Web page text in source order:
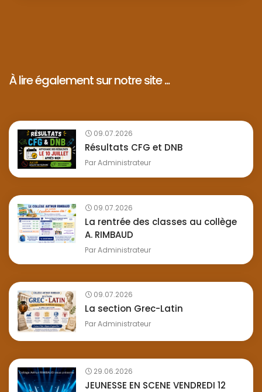
À lire également sur notre site ...
09.07.2026
Résultats CFG et DNB
ParAdministrateur
09.07.2026
La rentrée des classes au collège
A. RIMBAUD
ParAdministrateur
09.07.2026
La section Grec-Latin
ParAdministrateur
29.06.2026
JEUNESSE EN SCENE VENDREDI 12